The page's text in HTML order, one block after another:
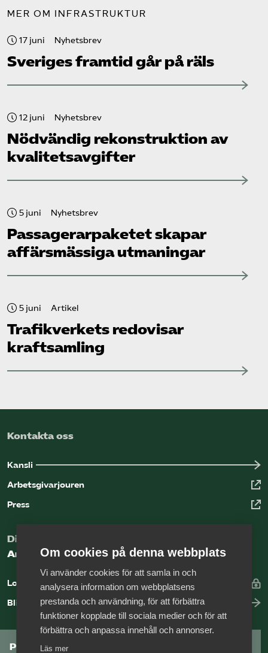
MER OM INFRASTRUKTUR
17 juni Nyhetsbrev
Sveriges framtid går på räls
12 juni Nyhetsbrev
Nödvändig rekonstruktion av
kvalitetsavgifter
5 juni Nyhetsbrev
Passagerarpaketet skapar
affärsmässiga utmaningar
5 juni Artikel
Trafikverkets redovisar
kraftsamling
Kontakta oss
Kansli
Arbetsgivarjouren
Press
Digital kunskapsbank för arbetsgivare
Arbetsgivarguiden
Logga in
Bli medlem
Prenumerera på Tågföretagens
Om cookies på denna webbplats
Vi använder cookies för att samla in och
analysera information om webbplatsens
prestanda och användning, för att förbättra
funktioner kopplade till sociala medier och för att
förbättra och anpassa innehåll och annonser.
Läs mer